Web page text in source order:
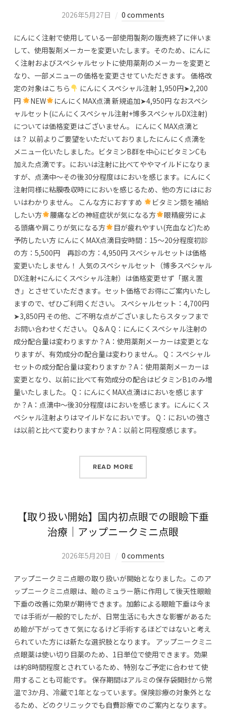
2026年5月27日 0 comments
にんにく注射で使用している一部使用製剤の販売終了に伴いま
して、使用製剤メーカーを変更いたします。そのため、にんに
く注射およびスペシャルセットに使用薬剤のメーカーを変更と
なり、一部メニューの価格を変更させていただきます。 価格改
定の対象はこちら
にんにくスペシャル注射 1,950円➤2,200
円
NEW
にんにくMAX点滴 新規追加➤4,950円 なおスペシ
ャルセット(にんにくスペシャル注射+博多スペシャルDX注射)
については価格変更はございません。 にんにくMAX点滴と
は？ 以前よりご要望をいただいておりましたにんにく点滴を
メニュー化いたしました。ビタミンB群を中心にビタミンCも
加えた点滴です。においは注射に比べてややマイルドになりま
すが、点滴中～その後30分程度はにおいを感じます。にんにく
注射同様に粘膜吸収時ににおいを感じるため、他の方にはにお
いはわかりません。 こんな方におすすめ
ビタミン類を補給
したい方
腰痛などの神経症状が気になる方
眼精疲労によ
る頭痛や肩こりが気になる方
目が疲れやすい(充血など)ため
予防したい方 にんにくMAX点滴目安時間：15～20分程度初診
の方：5,500円 再診の方：4,950円 スペシャルセットは価格
変更いたしません！ 人気のスペシャルセット（博多スペシャル
DX注射+にんにくスペシャル注射）は価格変更せず「据え置
き」とさせていただきます。セット価格でお得にご案内いたし
ますので、ぜひご利用ください。 スペシャルセット：4,700円
➤3,850円 その他、ご不明な点がございましたらスタッフまで
お問い合わせください。 Q＆A Q：にんにくスペシャル注射の
成分配合量は変わりますか？A：使用薬剤メーカーは変更とな
りますが、有効成分の配合量は変わりません。 Q：スペシャル
セットの成分配合量は変わりますか？A：使用薬剤メーカーは
変更となり、以前に比べて有効成分の配合はビタミンB1のみ増
量いたしました。 Q：にんにくMAX点滴はにおいを感じます
か？A：点滴中～後30分程度はにおいを感じます。にんにくス
ペシャル注射よりはマイルドなにおいです。 Q：においの強さ
は以前と比べて変わりますか？A：以前と同程度感じます。
READ MORE
【取り扱い開始】国内初点眼での眼瞼下垂
治療｜アップニークミニ点眼
2026年5月20日 0 comments
アップニークミニ点眼の取り扱いが開始となりました。このア
ップニークミニ点眼は、瞼のミュラー筋に作用して後天性眼瞼
下垂の改善に効果が期待できます。加齢による眼瞼下垂は今ま
では手術が一般的でしたが、日常生活にも大きな影響があるた
め瞼が下がってきて気になるけど手術するほどではないと考え
られていた方には新たな選択肢となります。 アップニークミニ
点眼薬は使い切り目薬のため、1日単位で使用できます。効果
は約8時間程度とされているため、特別なご予定に合わせて使
用することも可能です。 保存期間はアルミの保存袋開封から常
温で3か月、冷蔵で1年となっています。保険診療の対象外とな
るため、どのクリニックでも自費診療でのご案内となります。